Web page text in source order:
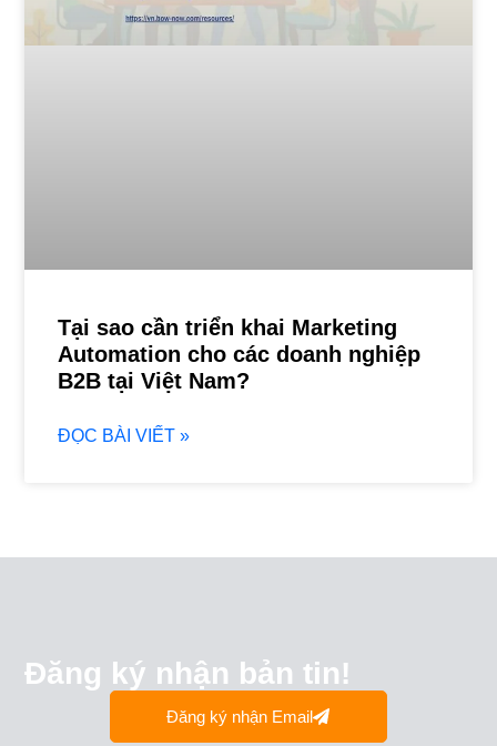
Tại sao cần triển khai Marketing
Automation cho các doanh nghiệp
B2B tại Việt Nam?
ĐỌC BÀI VIẾT »
Đăng ký nhận bản tin!
Đăng ký nhận Email